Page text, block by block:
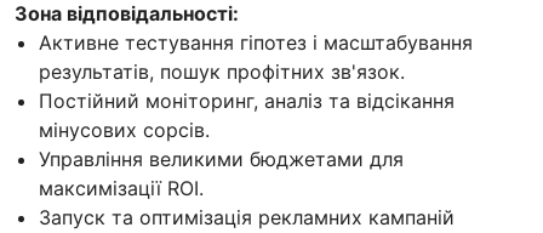
Зона відповідальності:
Активне тестування гіпотез і масштабування
результатів, пошук профітних зв'язок.
Постійний моніторинг, аналіз та відсікання
мінусових сорсів.
Управління великими бюджетами для
максимізації ROI.
Запуск та оптимізація рекламних кампаній